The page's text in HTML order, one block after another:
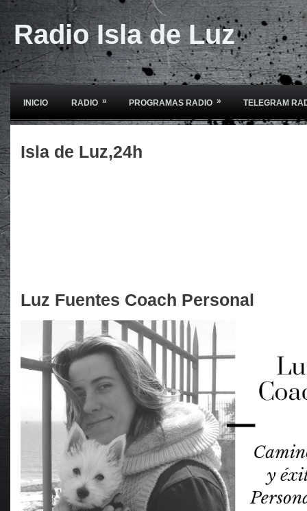
Radio Isla de Luz
INICIO RADIO » PROGRAMAS RADIO » TELEGRAM
Isla de Luz,24h
Luz Fuentes Coach Personal